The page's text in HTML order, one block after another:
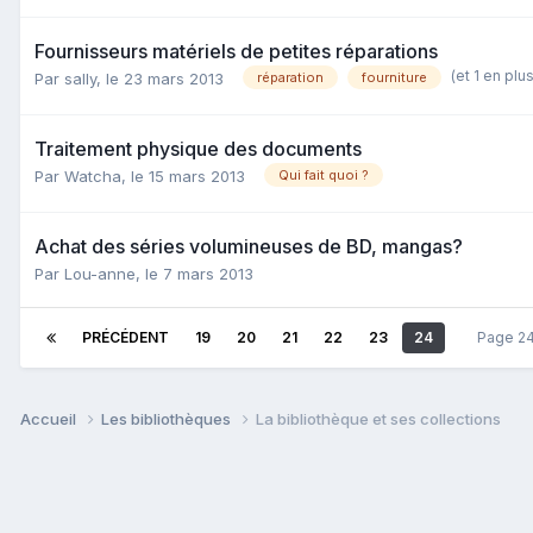
Fournisseurs matériels de petites réparations
Par sally, le 23 mars 2013 réparation fourniture (et 1 en
Traitement physique des documents
Par Watcha, le 15 mars 2013 Qui fait quoi ?
Achat des séries volumineuses de BD, mangas?
Par Lou-anne, le 7 mars 2013
PRÉCÉDENT 19 20 21 22 23 24 Page
Accueil Les bibliothèques La bibliothèque et ses collections